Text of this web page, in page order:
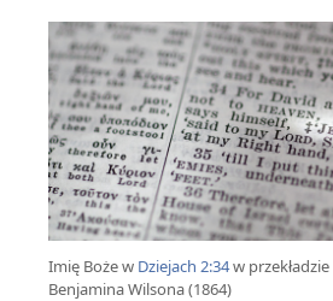
Imię Boże w Dziejach 2:34w przekładzie
Benjamina Wilsona (1864)